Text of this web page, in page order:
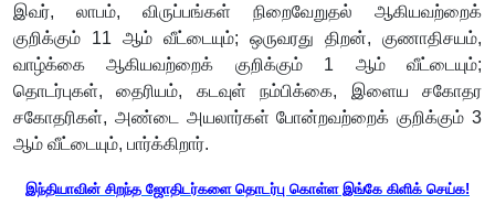
இவர், லாபம், விருப்பங்கள் நிறைவேறுதல் ஆகியவற்றைக்
குறிக்கும் 11 ஆம் வீட்டையும்; ஒருவரது திறன், குணாதிசயம்,
வாழ்க்கை ஆகியவற்றைக் குறிக்கும் 1 ஆம் வீட்டையும்;
தொடர்புகள், தைரியம், கடவுள் நம்பிக்கை, இளைய சகோதர
சகோதரிகள், அண்டை அயலார்கள் போன்றவற்றைக் குறிக்கும் 3
ஆம் வீட்டையும், பார்க்கிறார்.
இந்தியாவின் சிறந்த ஜோதிடர்களை தொடர்பு கொள்ள இங்கே கிளிக் செய்க!